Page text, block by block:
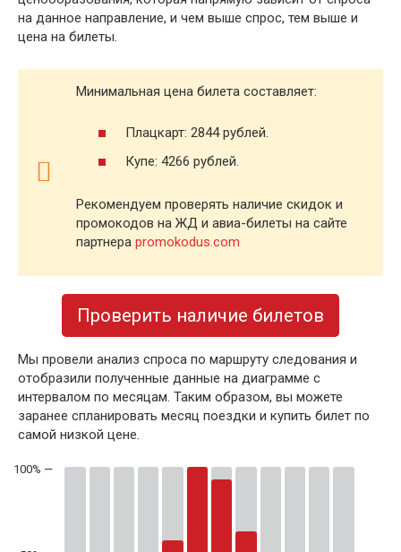
на данное направление, и чем выше спрос, тем выше и
цена на билеты.
Минимальная цена билета составляет:
Плацкарт: 2844 рублей.
Купе: 4266 рублей.
Рекомендуем проверять наличие скидок и
промокодов на ЖД и авиа-билеты на сайте
партнера promokodus.com
Проверить наличие билетов
Мы провели анализ спроса по маршруту следования и
отобразили полученные данные на диаграмме с
интервалом по месяцам. Таким образом, вы можете
заранее спланировать месяц поездки и купить билет по
самой низкой цене.